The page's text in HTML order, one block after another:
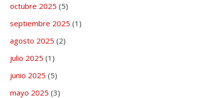
octubre 2025 (5)
septiembre 2025 (1)
agosto 2025 (2)
julio 2025 (1)
junio 2025 (5)
mayo 2025 (3)